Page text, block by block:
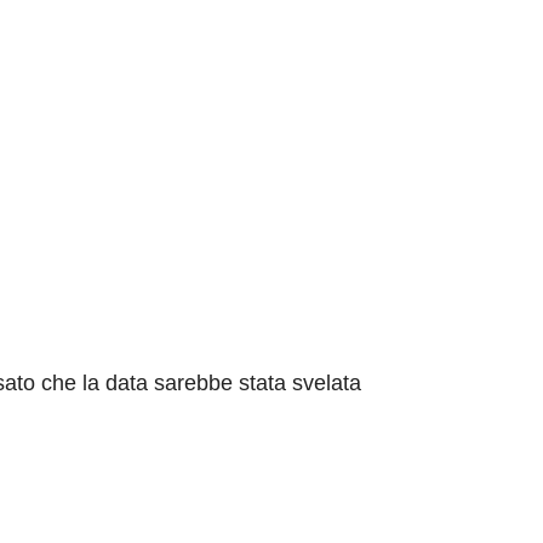
che la data sarebbe stata svelata